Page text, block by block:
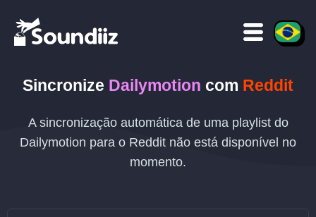
Sincronize Dailymotion com Reddit
A sincronização automática de uma playlist do
Dailymotion para o Reddit não está disponível no
momento.